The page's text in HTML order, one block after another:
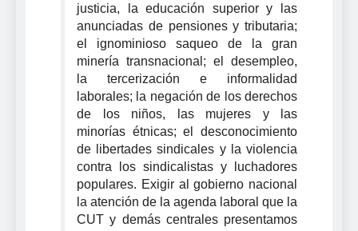
justicia, la educación superior y las
anunciadas de pensiones y tributaria;
el ignominioso saqueo de la gran
minería transnacional; el desempleo,
la tercerización e informalidad
laborales; la negación de los derechos
de los niños, las mujeres y las
minorías étnicas; el desconocimiento
de libertades sindicales y la violencia
contra los sindicalistas y luchadores
populares. Exigir al gobierno nacional
la atención de la agenda laboral que la
CUT y demás centrales presentamos